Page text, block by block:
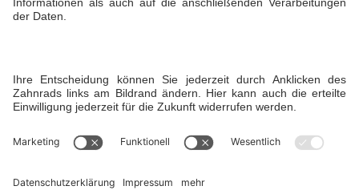
Öffnungszeiten
Winter: Montag bis Freitag von 7:00 bis 22:00